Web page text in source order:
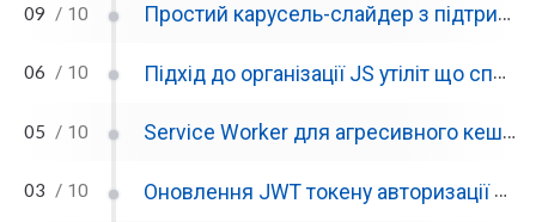
09 / 10 Простий карусель-слайдер з підтримкою скрола та навігації
06 / 10 Підхід до організації JS утіліт що спрощує рефакторинг
05 / 10 Service Worker для агресивного кешування даних сайта
03 / 10 Оновлення JWT токену авторизації в моменті виконання запиту використовуя AxiosJS